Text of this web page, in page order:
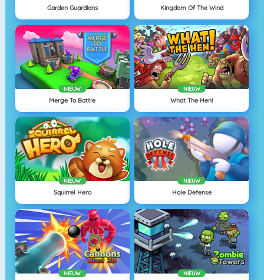
Garden Guardians Kingdom Of The Wind
NIEUW
Merge To Battle
NIEUW
What The Hen!
NIEUW
Squirrel Hero
NIEUW
Hole Defense
NIEUW NIEUW